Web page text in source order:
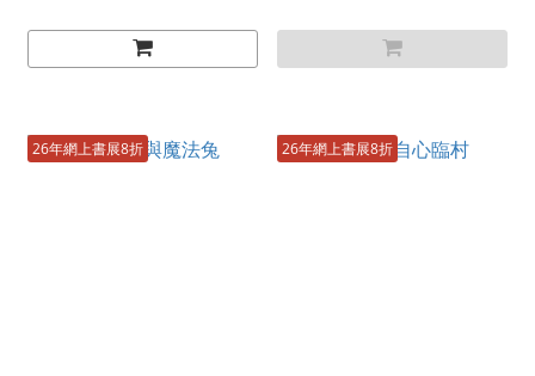
26年網上書展8折 26年網上書展8折